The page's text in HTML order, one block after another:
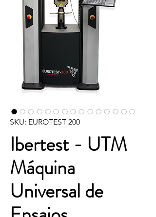
SKU: EUROTEST 200
Ibertest - UTM
Máquina
Universal de